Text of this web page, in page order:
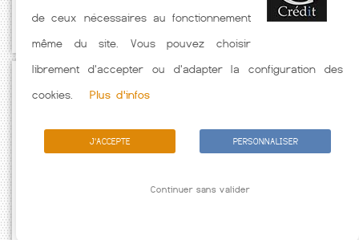
caractéristiques de l'emprunteur.
de ceux nécessaires au fonctionnement
même du site. Vous pouvez choisir
librement d'accepter ou d'adapter la configuration des
cookies.
Plus d'infos
J'ACCEPTE PERSONNALISER
Continuer sans valider